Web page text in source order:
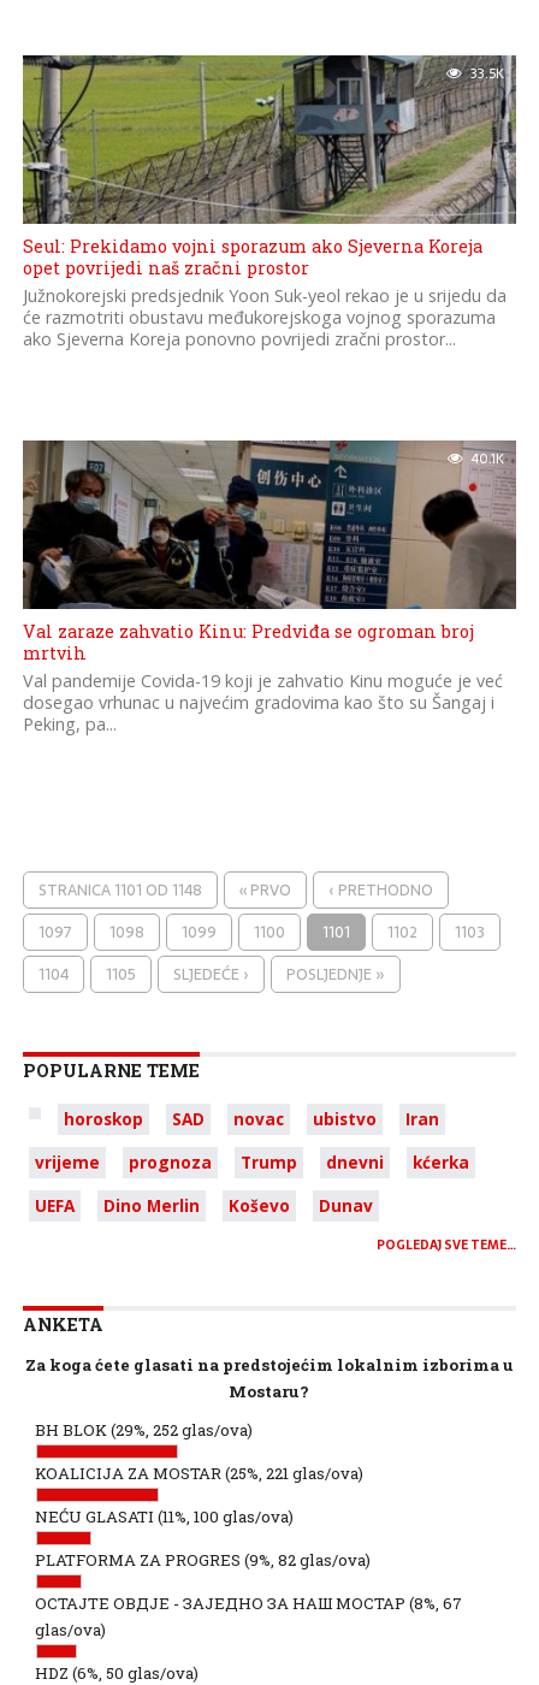
33.5K
Seul: Prekidamo vojni sporazum ako Sjeverna Koreja
opet povrijedi naš zračni prostor
Južnokorejski predsjednik Yoon Suk-yeol rekao je u srijedu da
će razmotriti obustavu međukorejskoga vojnog sporazuma
ako Sjeverna Koreja ponovno povrijedi zračni prostor...
40.1K
Val zaraze zahvatio Kinu: Predviđa se ogroman broj
mrtvih
Val pandemije Covida-19 koji je zahvatio Kinu moguće je već
dosegao vrhunac u najvećim gradovima kao što su Šangaj i
Peking, pa...
STRANICA 1101 OD 1148 « PRVO
‹ PRETHODNO
1097
1098 1099 1100 1101 1102
1103
1104
1105 SLJEDEĆE › POSLJEDNJE »
POPULARNE TEME
horoskop SAD novac ubistvo
Iran
vrijeme
prognoza Trump dnevni
kćerka
UEFA
Dino Merlin Koševo Dunav
POGLEDAJ SVE TEME…
ANKETA
Za koga ćete glasati na predstojećim lokalnim izborima u
Mostaru?
BH BLOK(29%, 252 glas/ova)
KOALICIJA ZA MOSTAR(25%, 221 glas/ova)
NEĆU GLASATI (11%, 100 glas/ova)
PLATFORMA ZA PROGRES (9%, 82 glas/ova)
ОСТАЈТЕ ОВДЈЕ - ЗАЈЕДНО ЗА НАШ МОСТАР (8%, 67
glas/ova)
HDZ (6%, 50 glas/ova)